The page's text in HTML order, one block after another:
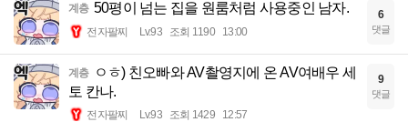
계층 50평이 넘는 집을 원룸처럼 사용중인 남자.
전자팔찌 Lv.93 조회 1190 13:00
6
댓글
계층
ㅇㅎ) 친오빠와 AV촬영지에 온 AV여배우 세
토 칸나.
전자팔찌 Lv.93 조회 1429 12:57
9
댓글